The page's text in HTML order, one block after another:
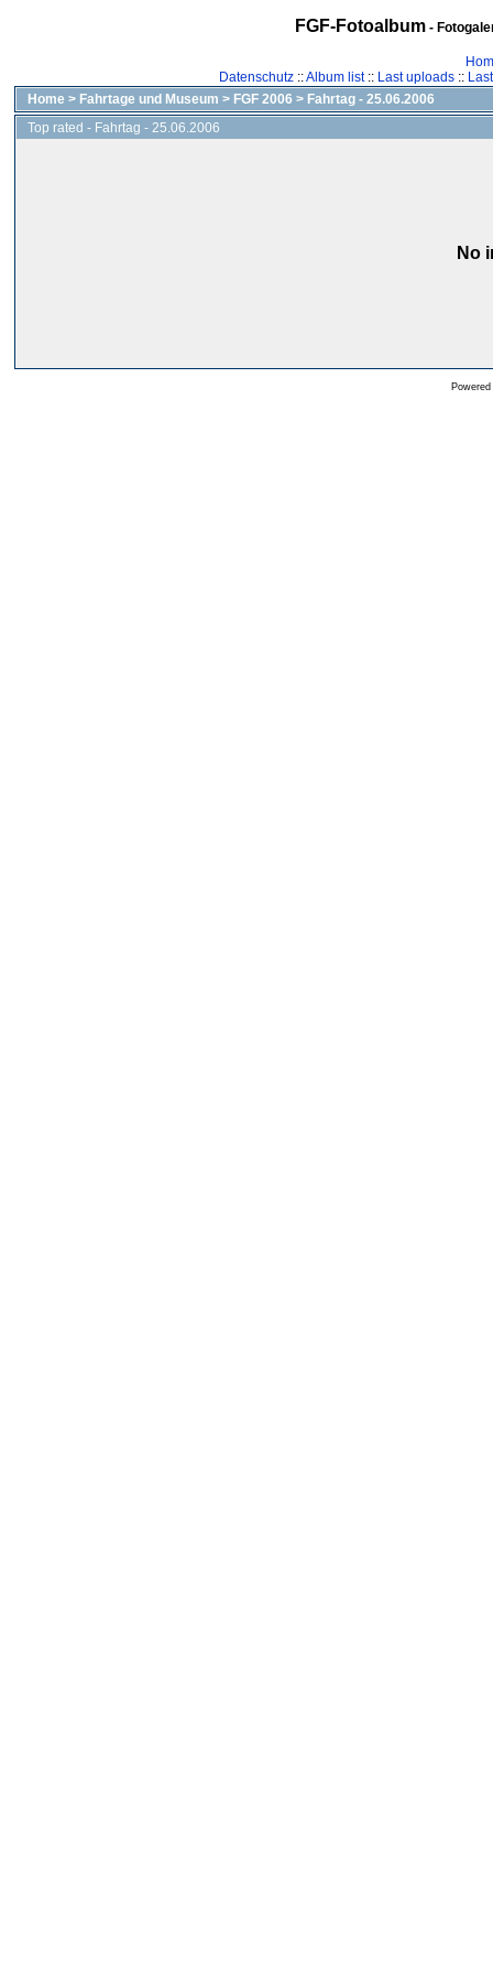
FGF-Fotoalbum-
Datenschutz::Album list:: Last uploads::
Home > Fahrtage und Museum > FGF 2006 > Fahrtag - 25.06.2006
Top rated - Fahrtag - 25.06.2006
No